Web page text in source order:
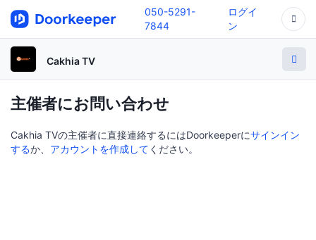
050-5291-
7844
ログイ
ン
Cakhia TV
主催者にお問い合わせ
Cakhia TVの主催者に直接連絡するにはDoorkeeperにサインイン
するか、 アカウントを作成して ください。